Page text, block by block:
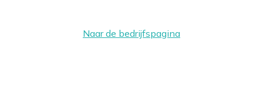
Naar de bedrijfspagina